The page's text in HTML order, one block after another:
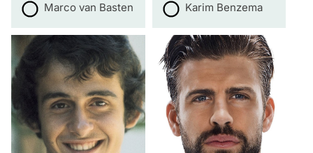
Marco van Basten Karim Benzema